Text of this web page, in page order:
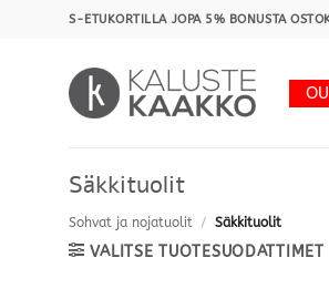
S-ETUKORTILLA JOPA 5% BONUSTA
Säkkituolit
Sohvat ja nojatuolit / Säkkituolit
VALITSE TUOTESUODATTIMET